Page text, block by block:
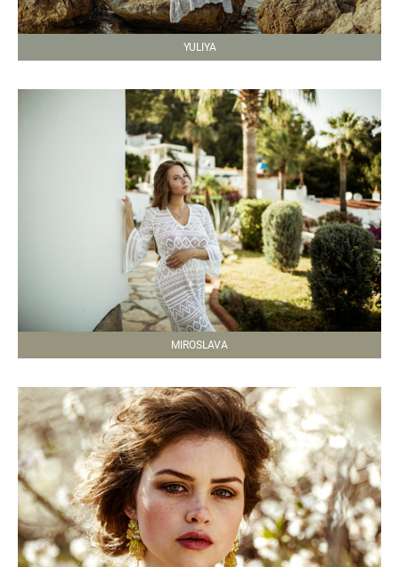
YULIYA
MIROSLAVA